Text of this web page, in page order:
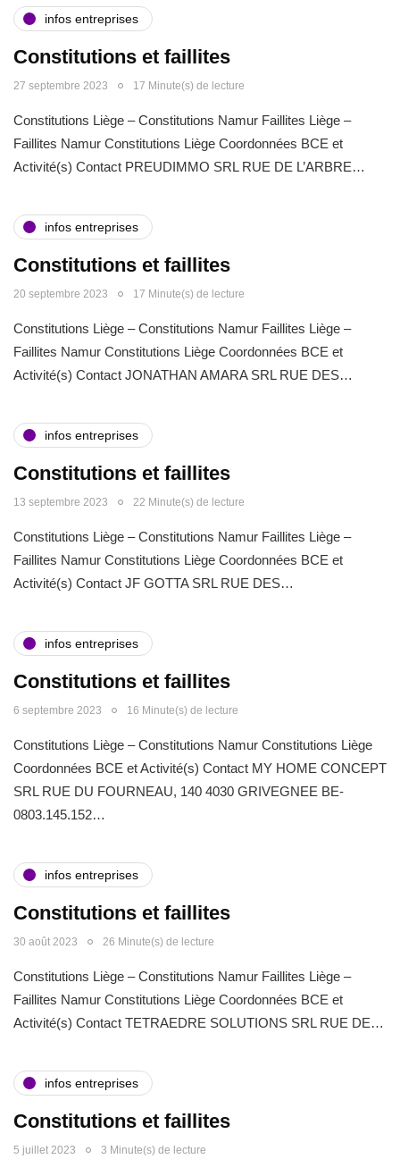
infos entreprises
Constitutions et faillites
27 septembre 2023 17 Minute(s) de lecture
Constitutions Liège – Constitutions Namur Faillites Liège –
Faillites Namur Constitutions Liège Coordonnées BCE et
Activité(s) Contact PREUDIMMO SRL RUE DE L’ARBRE…
infos entreprises
Constitutions et faillites
20 septembre 2023 17 Minute(s) de lecture
Constitutions Liège – Constitutions Namur Faillites Liège –
Faillites Namur Constitutions Liège Coordonnées BCE et
Activité(s) Contact JONATHAN AMARA SRL RUE DES…
infos entreprises
Constitutions et faillites
13 septembre 2023 22 Minute(s) de lecture
Constitutions Liège – Constitutions Namur Faillites Liège –
Faillites Namur Constitutions Liège Coordonnées BCE et
Activité(s) Contact JF GOTTA SRL RUE DES…
infos entreprises
Constitutions et faillites
6 septembre 2023 16 Minute(s) de lecture
Constitutions Liège – Constitutions Namur Constitutions Liège
Coordonnées BCE et Activité(s) Contact MY HOME CONCEPT
SRL RUE DU FOURNEAU, 140 4030 GRIVEGNEE BE-
0803.145.152…
infos entreprises
Constitutions et faillites
30 août 2023 26 Minute(s) de lecture
Constitutions Liège – Constitutions Namur Faillites Liège –
Faillites Namur Constitutions Liège Coordonnées BCE et
Activité(s) Contact TETRAEDRE SOLUTIONS SRL RUE DE…
infos entreprises
Constitutions et faillites
5 juillet 2023 3 Minute(s) de lecture